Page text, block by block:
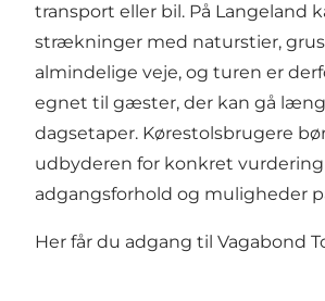
transport eller bil. På Langeland
strækninger med naturstier,
almindelige veje, og turen er
egnet til gæster, der kan gå
dagsetaper. Kørestolsbrugere
udbyderen for konkret vurdering
adgangsforhold og muligheder
Her får du adgang til Vagabond